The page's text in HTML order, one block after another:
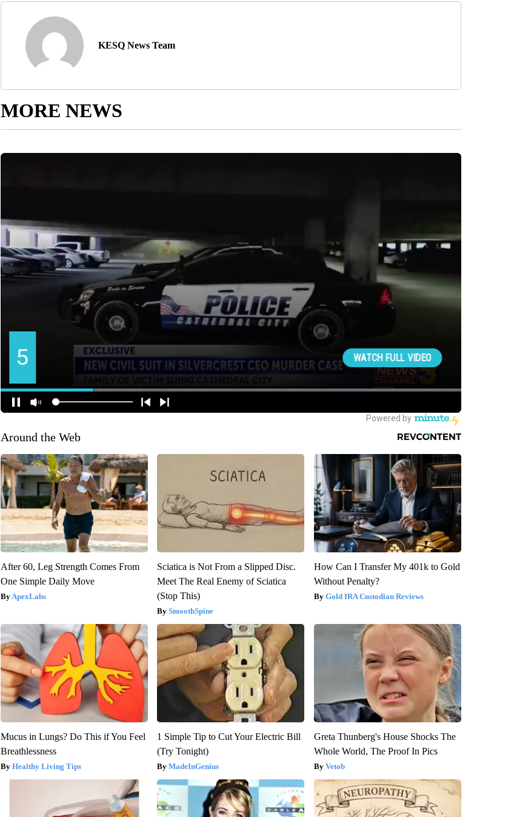
KESQ News Team
MORE NEWS
Around the Web
After 60, Leg Strength Comes From
One Simple Daily Move
ApexLabs
Sciatica is Not From a Slipped Disc.
Meet The Real Enemy of Sciatica
(Stop This)
SmoothSpine
How Can I Transfer My 401k to Gold
Without Penalty?
Gold IRA Custodian Reviews
Mucus in Lungs? Do This if You Feel
Breathlessness
Healthy Living Tips
1 Simple Tip to Cut Your Electric Bill
(Try Tonight)
MadeInGenius
Greta Thunberg's House Shocks The
Whole World, The Proof In Pics
Vetob